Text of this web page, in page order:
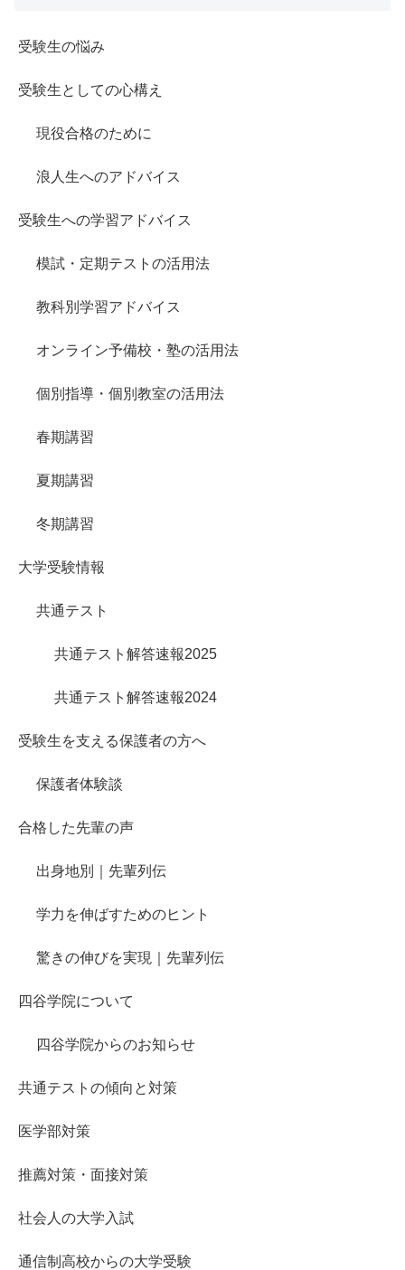
受験生の悩み
受験生としての心構え
現役合格のために
浪人生へのアドバイス
受験生への学習アドバイス
模試・定期テストの活用法
教科別学習アドバイス
オンライン予備校・塾の活用法
個別指導・個別教室の活用法
春期講習
夏期講習
冬期講習
大学受験情報
共通テスト
共通テスト解答速報2025
共通テスト解答速報2024
受験生を支える保護者の方へ
保護者体験談
合格した先輩の声
出身地別｜先輩列伝
学力を伸ばすためのヒント
驚きの伸びを実現｜先輩列伝
四谷学院について
四谷学院からのお知らせ
共通テストの傾向と対策
医学部対策
推薦対策・面接対策
社会人の大学入試
通信制高校からの大学受験